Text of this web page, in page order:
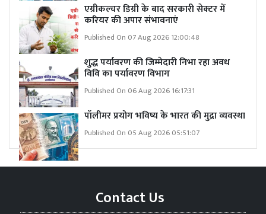
एग्रीकल्चर डिग्री के बाद सरकारी सेक्टर में
करियर की अपार संभावनाएं
Published On 07 Aug 2026 12:00:48
शुद्ध पर्यावरण की जिम्मेदारी निभा रहा अवध
विवि का पर्यावरण विभाग
Published On 06 Aug 2026 16:17:31
पॉलीमर प्रयोग भविष्य के भारत की मुद्रा व्यवस्था
Published On 05 Aug 2026 05:51:07
Contact Us